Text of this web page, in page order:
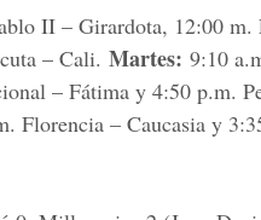
II – Girardota, 12:00 m.
– Cali. Martes: 9:10
– Fátima y 4:50 p.m.
Florencia – Caucasia y